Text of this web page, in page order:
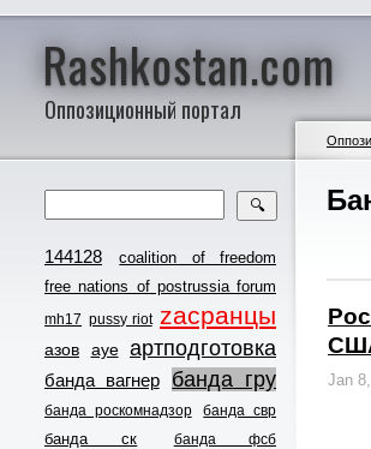
Rashkostan.com
Оппозиционный портал
🔍
144128
coalition of freedom
free nations of postrussia forum
mh17 pussy riot zасранцы
азов ауе артподготовка
банда вагнер банда гру
банда роскомнадзор банда свр
банда ск
банда фсб
Jan